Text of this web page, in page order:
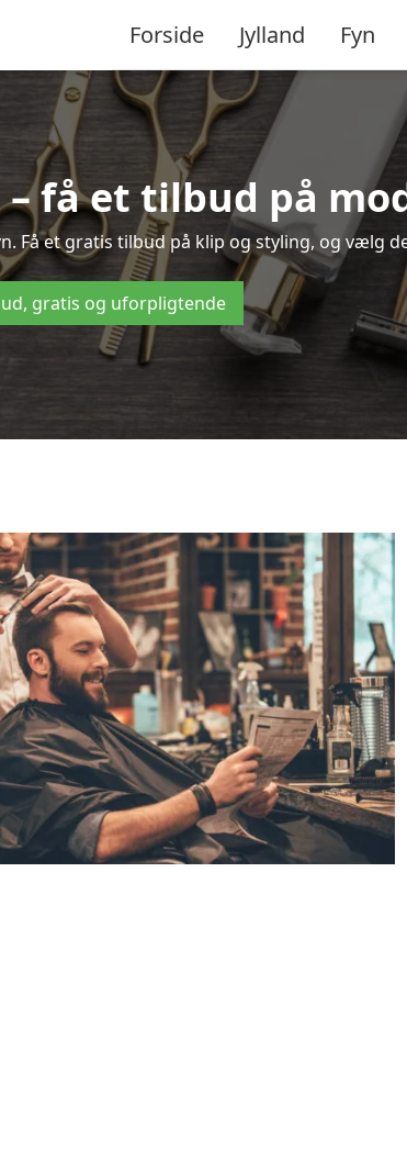
Forside Jylland Fyn
få et tilbud på
Få et gratis tilbud på klip og styling, og vælg
gratis og uforpligtende